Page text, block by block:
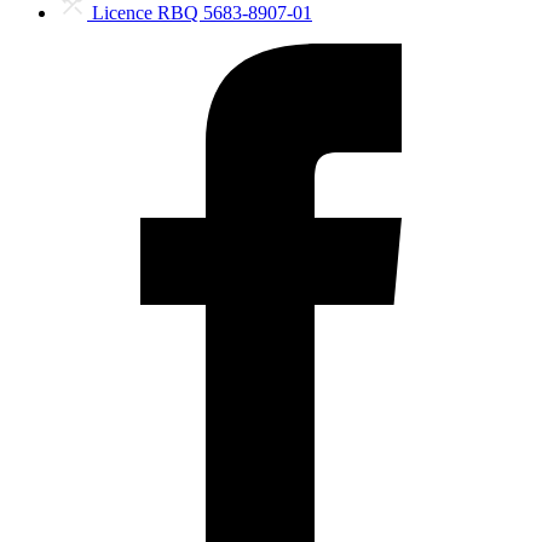
Licence RBQ 5683-8907-01